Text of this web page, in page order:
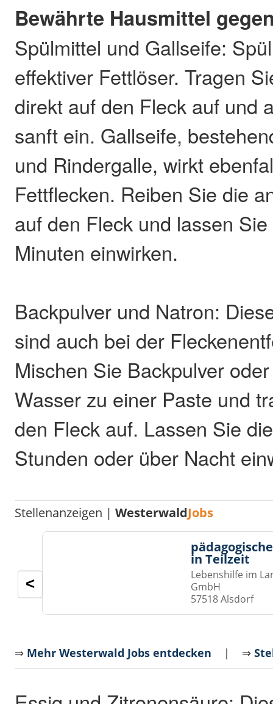
Bewährte Hausmittel
Spülmittel und Gallseife:
effektiver Fettlöser. Tragen
direkt auf den Fleck auf und
sanft ein. Gallseife,
und Rindergalle, wirkt
Fettflecken. Reiben Sie die
auf den Fleck und lassen
Minuten einwirken.
Backpulver und Natron:
sind auch bei der
Mischen Sie Backpulver
Wasser zu einer Paste und
den Fleck auf. Lassen Sie
Stunden oder über Nacht
Stellenanzeigen |WesterwaldJobs
in Teilzeit
Lebenshilfe im
GmbH
57518 Alsdorf
<
⇒ Mehr Westerwald Jobs entdecken | ⇒